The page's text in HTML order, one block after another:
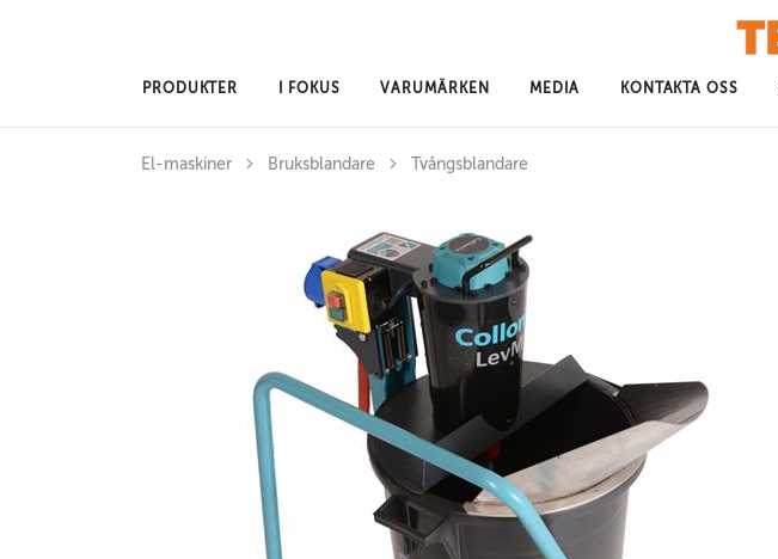
PRODUKTER I FOKUS VARUMÄRKEN MEDIA KONTAKTA OSS
El-maskiner Bruksblandare Tvångsblandare